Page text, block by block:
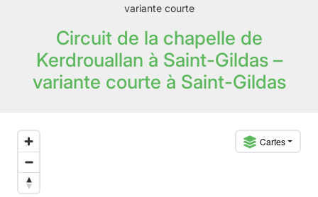
variante courte
Circuit de la chapelle de
Kerdrouallan à Saint-Gildas –
variante courte à Saint-Gildas
Cartes